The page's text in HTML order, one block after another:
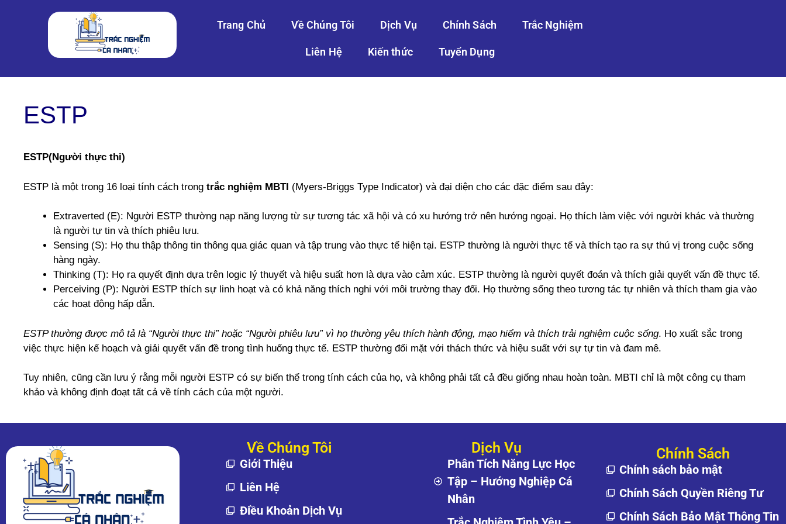
Trang Chủ Về Chúng Tôi Dịch Vụ Chính Sách Trắc Nghiệm
Liên Hệ Kiến thức Tuyển Dụng
ESTP
ESTP(Người thực thi)
ESTP là một trong 16 loại tính cách trong trắc nghiệm MBTI (Myers-Briggs Type Indicator) và đại diện cho các đặc điểm sau đây:
Extraverted (E): Người ESTP thường nạp năng lượng từ sự tương tác xã hội và có xu hướng trở nên hướng ngoại. Họ thích làm việc với người khác và thường
là người tự tin và thích phiêu lưu.
Sensing (S): Họ thu thập thông tin thông qua giác quan và tập trung vào thực tế hiện tại. ESTP thường là người thực tế và thích tạo ra sự thú vị trong cuộc sống
hàng ngày.
Thinking (T): Họ ra quyết định dựa trên logic lý thuyết và hiệu suất hơn là dựa vào cảm xúc. ESTP thường là người quyết đoán và thích giải quyết vấn đề thực tế.
Perceiving (P): Người ESTP thích sự linh hoạt và có khả năng thích nghi với môi trường thay đổi. Họ thường sống theo tương tác tự nhiên và thích tham gia vào
các hoạt động hấp dẫn.
ESTP thường được mô tả là “Người thực thi” hoặc “Người phiêu lưu” vì họ thường yêu thích hành động, mạo hiểm và thích trải nghiệm cuộc sống. Họ xuất sắc trong
việc thực hiện kế hoạch và giải quyết vấn đề trong tình huống thực tế. ESTP thường đối mặt với thách thức và hiệu suất với sự tự tin và đam mê.
Tuy nhiên, cũng cần lưu ý rằng mỗi người ESTP có sự biến thể trong tính cách của họ, và không phải tất cả đều giống nhau hoàn toàn. MBTI chỉ là một công cụ tham
khảo và không định đoạt tất cả về tính cách của một người.
Về Chúng Tôi
Giới Thiệu
Liên Hệ
Điều Khoản Dịch Vụ
Dịch Vụ
Phân Tích Năng Lực Học
Tập – Hướng Nghiệp Cá
Nhân
Chính Sách
Chính sách bảo mật
Chính Sách Quyền Riêng Tư
Chính Sách Bảo Mật Thông Tin